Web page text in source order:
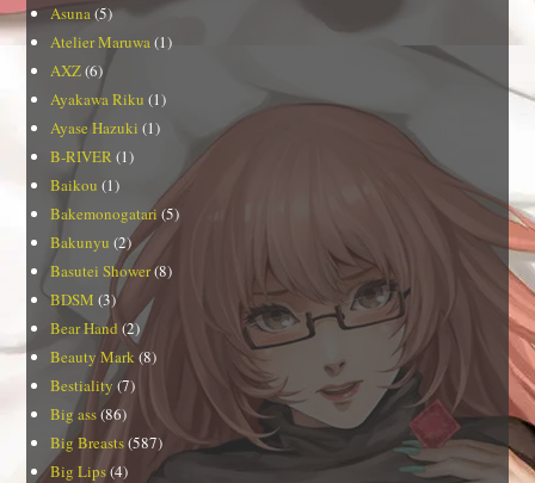
Asuna (5)
Atelier Maruwa (1)
AXZ(6)
Ayakawa Riku (1)
Ayase Hazuki (1)
B-RIVER (1)
Baikou (1)
Bakemonogatari (5)
Bakunyu (2)
Basutei Shower(8)
BDSM (3)
Bear Hand (2)
Beauty Mark (8)
Bestiality (7)
Big ass(86)
Big Breasts(587)
Big Lips(4)